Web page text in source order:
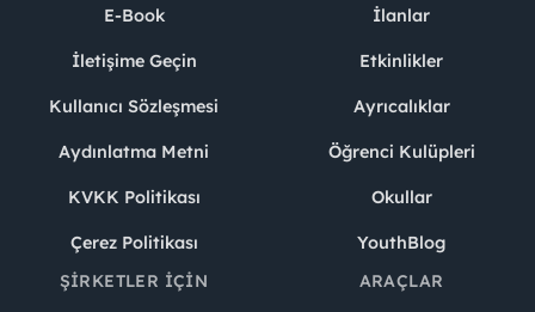
E-Book
İletişime Geçin
Kullanıcı Sözleşmesi
Aydınlatma Metni
KVKK Politikası
Çerez Politikası
İlanlar
Etkinlikler
Ayrıcalıklar
Öğrenci Kulüpleri
Okullar
YouthBlog
ŞIRKETLER İÇIN
ARAÇLAR